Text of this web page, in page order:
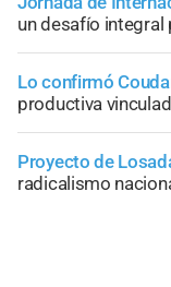
un desafío integral
Lo confirmó
productiva
Proyecto de
radicalismo